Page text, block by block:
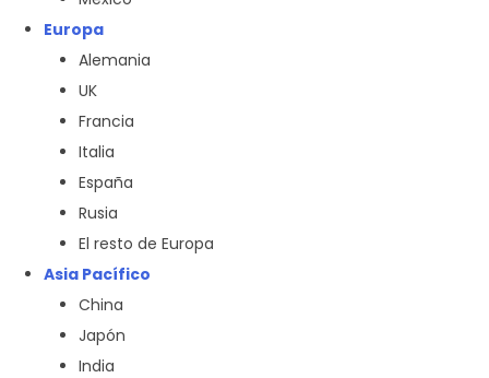
Europa
Alemania
UK
Francia
Italia
España
Rusia
El resto de Europa
Asia Pacífico
China
Japón
India